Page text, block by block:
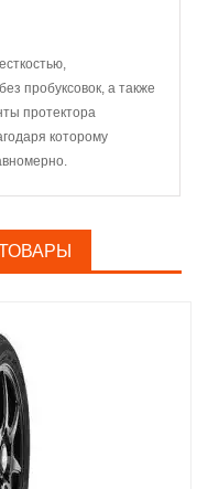
пробуксовок, а также
протектора
которому